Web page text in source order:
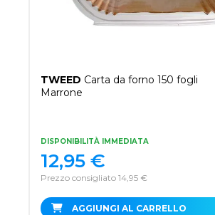
TWEED Carta da forno 150 fogli
Marrone
DISPONIBILITÀ IMMEDIATA
Prezzo consigliato 14,95 €
12,95 €
AGGIUNGI AL CARRELLO